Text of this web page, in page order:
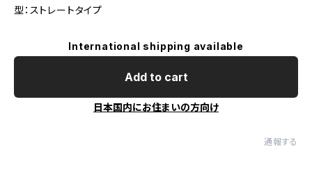
型：ストレートタイプ
International shipping available
Add to cart
日本国内にお住まいの方向け
通報する